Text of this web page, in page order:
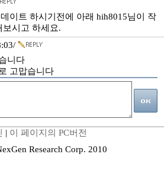
이트 하시기전에 아래 hih8015님이 작
보시고 하세요.
니다
고맙습니다
| 이 페이지의 PC버전
Research Corp. 2010